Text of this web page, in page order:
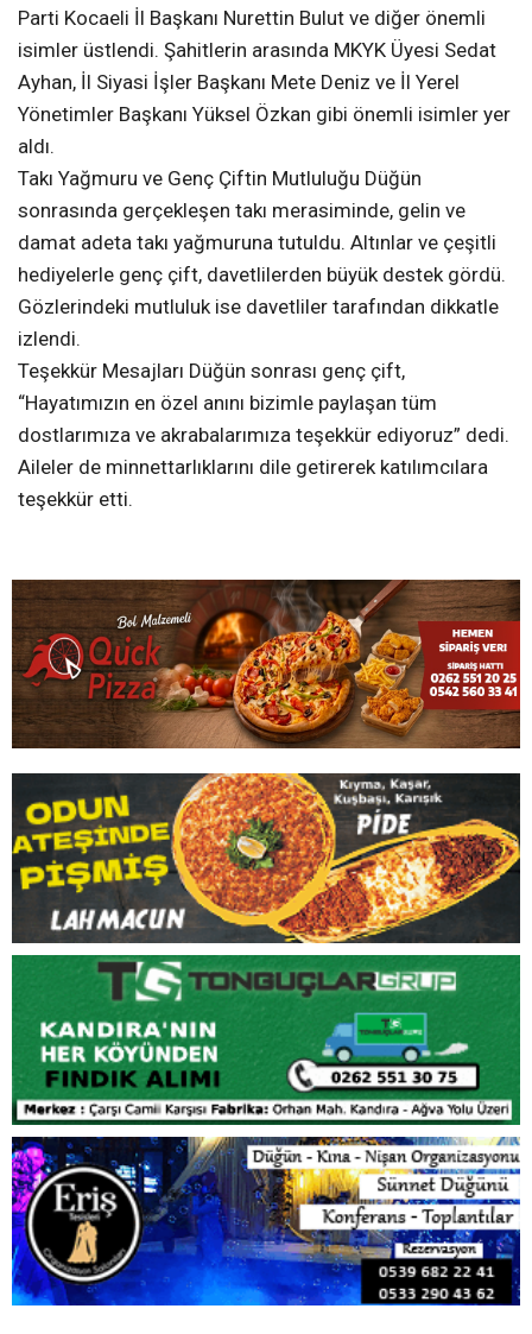
Parti Kocaeli İl Başkanı Nurettin Bulut ve diğer önemli
isimler üstlendi. Şahitlerin arasında MKYK Üyesi Sedat
Ayhan, İl Siyasi İşler Başkanı Mete Deniz ve İl Yerel
Yönetimler Başkanı Yüksel Özkan gibi önemli isimler yer
aldı.
Takı Yağmuru ve Genç Çiftin Mutluluğu Düğün
sonrasında gerçekleşen takı merasiminde, gelin ve
damat adeta takı yağmuruna tutuldu. Altınlar ve çeşitli
hediyelerle genç çift, davetlilerden büyük destek gördü.
Gözlerindeki mutluluk ise davetliler tarafından dikkatle
izlendi.
Teşekkür Mesajları Düğün sonrası genç çift,
“Hayatımızın en özel anını bizimle paylaşan tüm
dostlarımıza ve akrabalarımıza teşekkür ediyoruz” dedi.
Aileler de minnettarlıklarını dile getirerek katılımcılara
teşekkür etti.